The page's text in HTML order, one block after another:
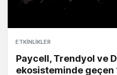
ETKINLIKLER
Paycell, Trendyol ve
ekosisteminde geçen